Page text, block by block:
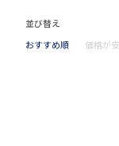
並び替え
おすすめ順
価格が